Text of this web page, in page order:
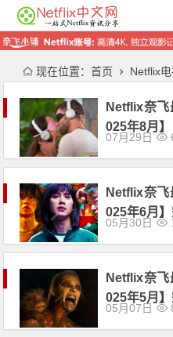
现在位置： 首页 Netflix
Netflix奈飞
025年8月】
07月29日
Netflix奈飞
025年6月
05月30日
Netflix奈飞
025年5月
05月07日